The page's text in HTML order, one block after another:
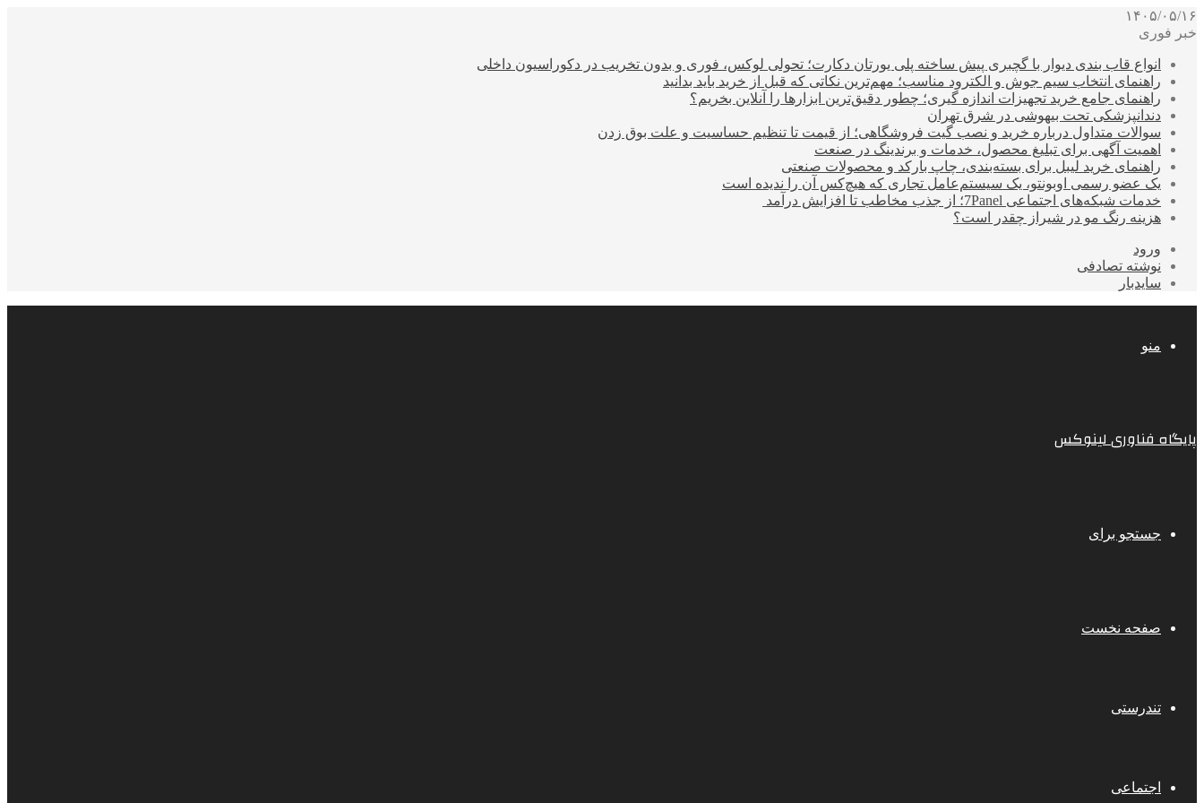
۱۴۰۵/۰۵/۱۶
خبر فوری
انواع قاب بندی دیوار با گچبری پیش ساخته پلی یورتان دکارت؛ تحولی لوکس، فوری و بدون تخریب در دکوراسیون داخلی
راهنمای انتخاب سیم جوش و الکترود مناسب؛ مهم‌ترین نکاتی که قبل از خرید باید بدانید
راهنمای جامع خرید تجهیزات اندازه گیری؛ چطور دقیق‌ترین ابزارها را آنلاین بخریم؟
دندانپزشکی تحت بیهوشی در شرق تهران
سوالات متداول درباره خرید و نصب گیت فروشگاهی؛ از قیمت تا تنظیم حساسیت و علت بوق زدن
اهمیت آگهی برای تبلیغ محصول، خدمات و برندینگ در صنعت
راهنمای خرید لیبل برای بسته‌بندی، چاپ بارکد و محصولات صنعتی
یک عضو رسمی اوبونتو، یک سیستم‌عامل تجاری که هیچ‌کس آن را ندیده است
خدمات شبکه‌های اجتماعی 7Panel؛ از جذب مخاطب تا افزایش درآمد
هزینه رنگ مو در شیراز چقدر است؟
ورود
نوشته تصادفی
سایدبار
منو
پایگاه فناوری لینوکس
جستجو برای
صفحه نخست
تندرستی
اجتماعی